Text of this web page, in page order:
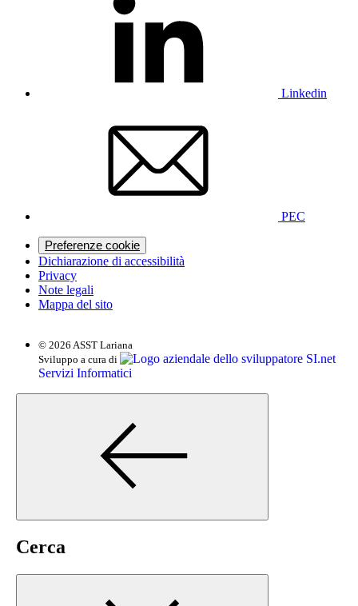
Linkedin
PEC
Preferenze cookie
Dichiarazione di accessibilità
Privacy
Note legali
Mappa del sito
© 2026 ASST Lariana
Sviluppo a cura di
SI.net
Servizi Informatici
Cerca